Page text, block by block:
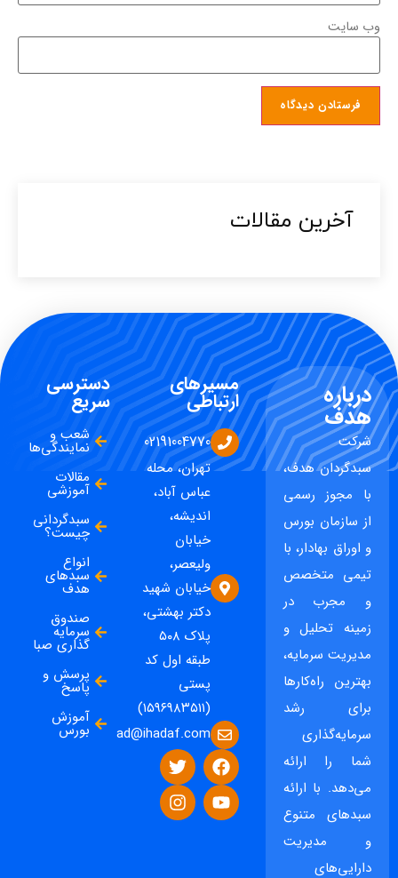
وب‌ سایت
آخرین مقالات​
درباره
هدف
شرکت
سبدگردان هدف،
با مجوز رسمی
از سازمان بورس
و اوراق بهادار، با
تیمی متخصص
و مجرب در
زمینه تحلیل و
مدیریت سرمایه،
بهترین راه‌کارها
برای رشد
سرمایه‌گذاری
شما را ارائه
می‌دهد. با ارائه
سبدهای متنوع
و مدیریت
دارایی‌های
مسیرهای
ارتباطی
02191004770
تهران، محله
عباس آباد،
اندیشه،
خیابان
ولیعصر،
خیابان شهید
دکتر بهشتی،
پلاک ۵۰۸
طبقه اول کد
پستی
(۱۵۹۶۹۸۳۵۱۱)
ad@ihadaf.com
دسترسی
سریع
شعب و
نمایندگی‌ها
مقالات
آموزشی
سبدگردانی
چیست؟
انواع
سبدهای
هدف
صندوق
سرمایه
گذاری صبا
پرسش و
پاسخ
آموزش
بورس